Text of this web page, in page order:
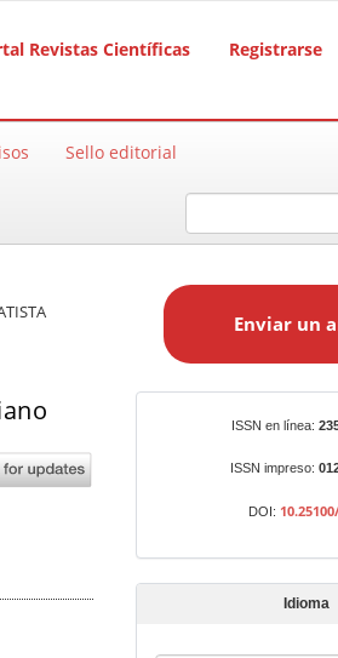
Revistas Científicas Registrarse
Sello editorial
a
t
í
Enviar un
ISSN en línea:
ISSN impreso:
DOI:
Idioma